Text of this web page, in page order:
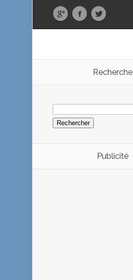
Recherche
Rechercher :
Publicité